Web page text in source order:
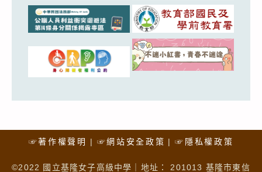
☞著作權聲明 ☞網站安全政策 ☞隱私權政策
©2022 國立基隆女子高級中學｜地址： 201013 基隆市東信